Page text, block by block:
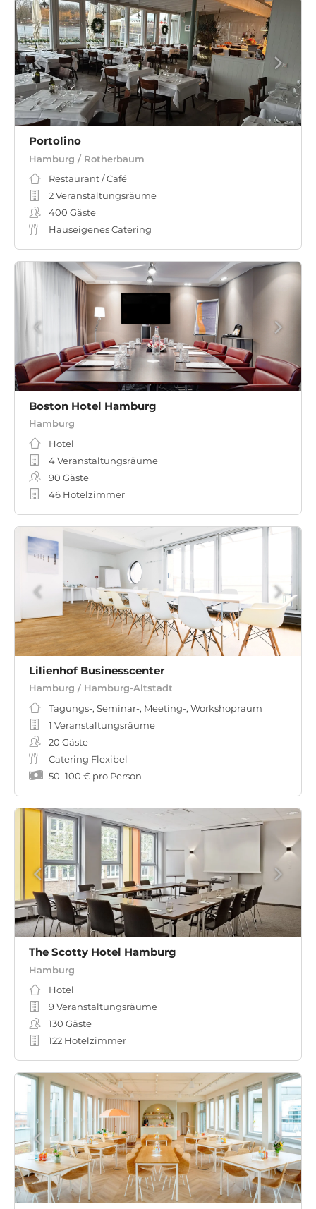
Portolino
Hamburg / Rotherbaum
Restaurant / Café
2 Veranstaltungsräume
400 Gäste
Hauseigenes Catering
Boston Hotel Hamburg
Hamburg
Hotel
4 Veranstaltungsräume
90 Gäste
46 Hotelzimmer
Lilienhof Businesscenter
Hamburg / Hamburg-Altstadt
Tagungs-, Seminar-, Meeting-, Workshopraum
1 Veranstaltungsräume
20 Gäste
Catering Flexibel
50–100 € pro Person
The Scotty Hotel Hamburg
Hamburg
Hotel
9 Veranstaltungsräume
130 Gäste
122 Hotelzimmer